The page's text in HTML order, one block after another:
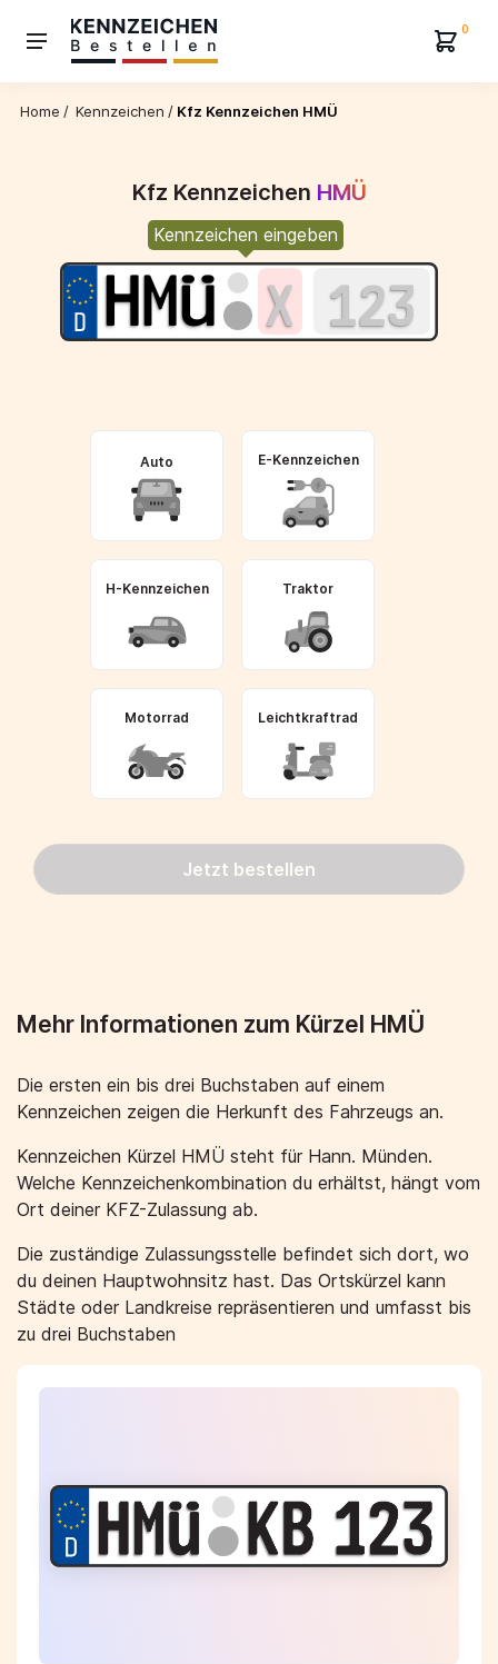
0
Home / Kennzeichen / Kfz Kennzeichen HMÜ
Kfz Kennzeichen HMÜ
Kennzeichen eingeben
Auto E-Kennzeichen
H-Kennzeichen Traktor
Motorrad Leichtkraftrad
Jetzt bestellen
Mehr Informationen zum Kürzel HMÜ
Die ersten ein bis drei Buchstaben auf einem
Kennzeichen zeigen die Herkunft des Fahrzeugs an.
Kennzeichen Kürzel HMÜ steht für Hann. Münden.
Welche Kennzeichenkombination du erhältst, hängt vom
Ort deiner KFZ-Zulassung ab.
Die zuständige Zulassungsstelle befindet sich dort, wo
du deinen Hauptwohnsitz hast. Das Ortskürzel kann
Städte oder Landkreise repräsentieren und umfasst bis
zu drei Buchstaben